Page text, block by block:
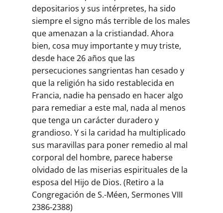
depositarios y sus intérpretes, ha sido
siempre el signo más terrible de los males
que amenazan a la cristiandad. Ahora
bien, cosa muy importante y muy triste,
desde hace 26 años que las
persecuciones sangrientas han cesado y
que la religión ha sido restablecida en
Francia, nadie ha pensado en hacer algo
para remediar a este mal, nada al menos
que tenga un carácter duradero y
grandioso. Y si la caridad ha multiplicado
sus maravillas para poner remedio al mal
corporal del hombre, parece haberse
olvidado de las miserias espirituales de la
esposa del Hijo de Dios. (Retiro a la
Congregación de S.-Méen, Sermones VIII
2386-2388)